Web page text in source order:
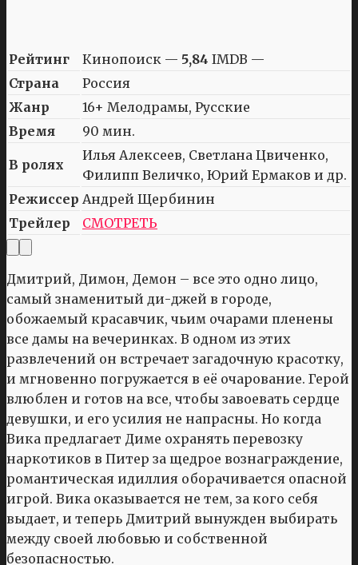
Рейтинг Кинопоиск — 5,84 IMDB —
Страна
Россия
Жанр
16+ Мелодрамы, Русские
Время
90 мин.
В ролях
Илья Алексеев, Светлана Цвиченко,
Филипп Величко, Юрий Ермаков и др.
Режиссер Андрей Щербинин
Трейлер
СМОТРЕТЬ
Дмитрий, Димон, Демон – все это одно лицо,
самый знаменитый ди-джей в городе,
обожаемый красавчик, чьим очарами пленены
все дамы на вечеринках. В одном из этих
развлечений он встречает загадочную красотку,
и мгновенно погружается в её очарование. Герой
влюблен и готов на все, чтобы завоевать сердце
девушки, и его усилия не напрасны. Но когда
Вика предлагает Диме охранять перевозку
наркотиков в Питер за щедрое вознаграждение,
романтическая идиллия оборачивается опасной
игрой. Вика оказывается не тем, за кого себя
выдает, и теперь Дмитрий вынужден выбирать
между своей любовью и собственной
безопасностью.